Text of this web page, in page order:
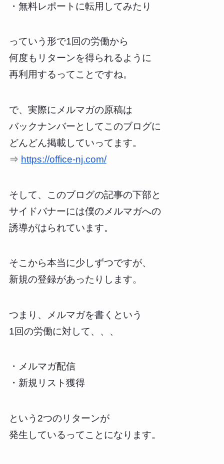
・無料レポートに転用してみたり
っていう形で1回の労働から
何度もリターンを得られるように
再利用するってことですね。
で、実際にメルマガの原稿は
バックナンバーとしてこのブログに
どんどん掲載していってます。
⇒ https://office-nj.com/
そして、このブログの記事の下部と
サイドバナーには僕のメルマガへの
誘導がはられています。
そこから本当に少しずつですが、
新規の登録があったりします。
つまり、メルマガを書くという
1回の労働に対して、、、
・メルマガ配信
・新規リスト獲得
という2つのリターンが
発生しているってことになります。